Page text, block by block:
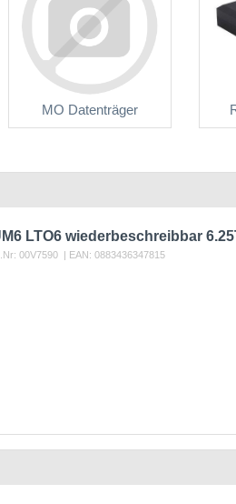
MO Datenträger
LTO6 wiederbeschreibbar
00V7590 | EAN: 0883436347815